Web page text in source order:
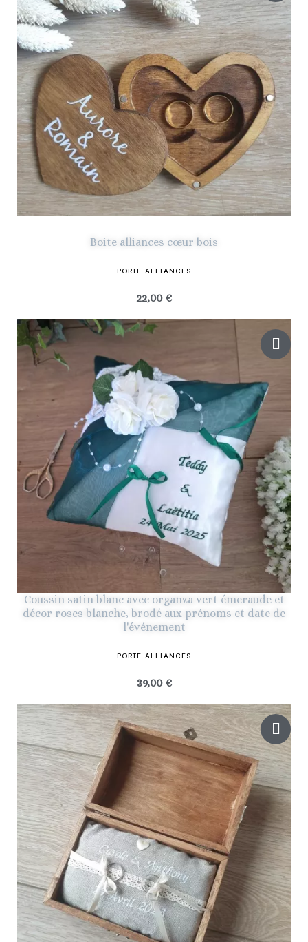
Boite alliances cœur bois
PORTE ALLIANCES
22,00 €
Coussin satin blanc avec organza vert émeraude et
décor roses blanche, brodé aux prénoms et date de
l'événement
PORTE ALLIANCES
39,00 €